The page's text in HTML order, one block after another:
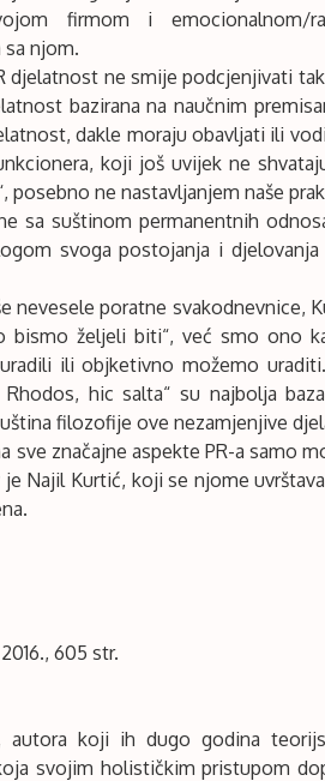
firmom i emocionalnom/
njom.
djelatnost ne smije podcjenjivati
bazirana na naučnim
dakle moraju obavljati ili
koji još uvijek ne
posebno ne nastavljanjem naše
sa suštinom permanentnih
svoga postojanja i
nevesele poratne svakodnevnice,
željeli biti“, već smo ono
ili objketivno možemo
hic salta“ su najbolja
filozofije ove nezamjenjive
sve značajne aspekte PR-a samo
Najil Kurtić, koji se njome
605 str.
autora koji ih dugo godina
svojim holističkim pristupom